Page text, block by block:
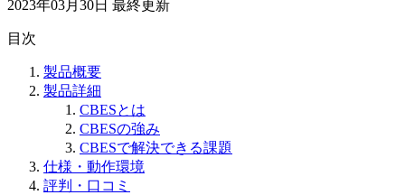
2023年03月30日 最終更新
目次
製品概要
製品詳細
CBESとは
CBESの強み
CBESで解決できる課題
仕様・動作環境
評判・口コミ